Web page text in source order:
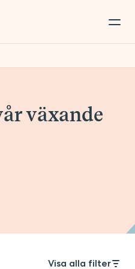
växande
Visa alla filter